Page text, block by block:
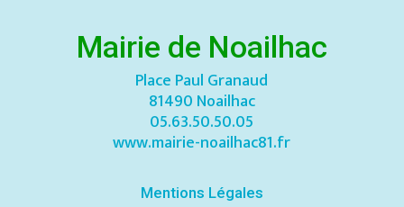
Mairie de Noailhac
Place Paul Granaud
81490 Noailhac
05.63.50.50.05
www.mairie-noailhac81.fr
Mentions Légales